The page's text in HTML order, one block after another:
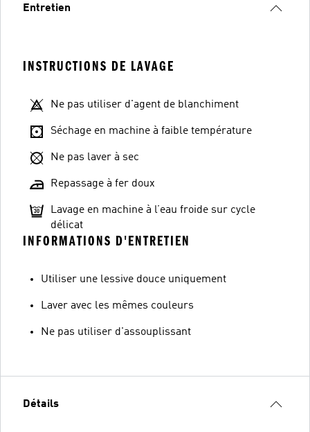
Entretien
INSTRUCTIONS DE LAVAGE
Ne pas utiliser d'agent de blanchiment
Séchage en machine à faible température
Ne pas laver à sec
Repassage à fer doux
Lavage en machine à l’eau froide sur cycle
délicat
INFORMATIONS D'ENTRETIEN
Utiliser une lessive douce uniquement
Laver avec les mêmes couleurs
Ne pas utiliser d'assouplissant
Détails